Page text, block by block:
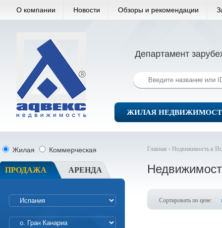
О компании Новости Обзоры и рекомендации
Департамент
ЖИЛАЯ
Главная › Недвижимость в
Сортировать по цене:
Жилая Коммерческая
ПРОДАЖА АРЕНДА